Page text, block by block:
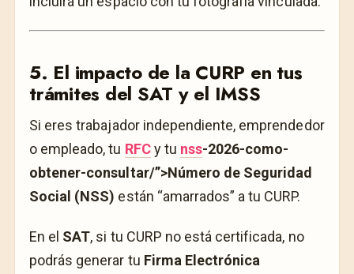
5. El impacto de la CURP en tus
trámites del SAT y el IMSS
Si eres trabajador independiente, emprendedor
o empleado, tu RFCy tu nss-2026-como-
obtener-consultar/”>Número de Seguridad
Social (NSS) están “amarrados” a tu CURP.
En el SAT, si tu CURP no está certificada, no
podrás generar tu Firma Electrónica